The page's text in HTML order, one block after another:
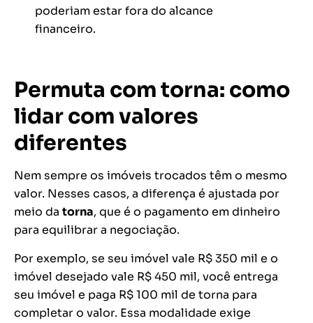
poderiam estar fora do alcance
financeiro.
Permuta com torna: como
lidar com valores
diferentes
Nem sempre os imóveis trocados têm o mesmo
valor. Nesses casos, a diferença é ajustada por
meio da torna, que é o pagamento em dinheiro
para equilibrar a negociação.
Por exemplo, se seu imóvel vale R$ 350 mil e o
imóvel desejado vale R$ 450 mil, você entrega
seu imóvel e paga R$ 100 mil de torna para
completar o valor. Essa modalidade exige